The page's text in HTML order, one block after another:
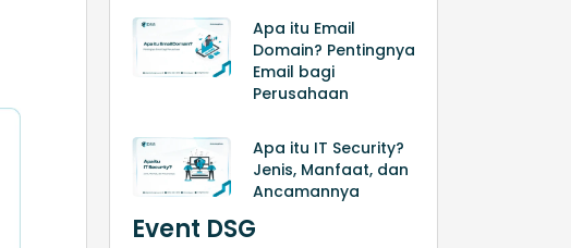
Apa itu Email
Domain? Pentingnya
Email bagi
Perusahaan
Apa itu IT Security?
Jenis, Manfaat, dan
Ancamannya
Event DSG